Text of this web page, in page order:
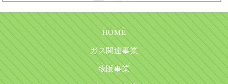
HOME
ガス関連事業
物販事業